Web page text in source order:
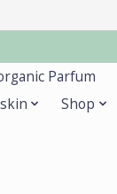
Parfum
Shop